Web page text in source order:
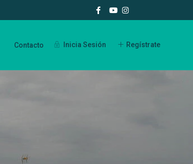
Inicia Sesión Regístrate
Contacto